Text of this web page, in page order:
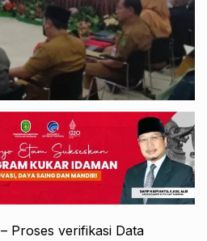
– Proses verifikasi Data